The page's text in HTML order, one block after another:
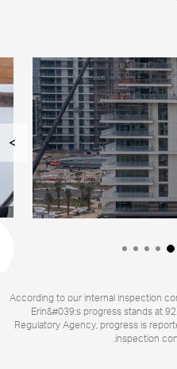
>
*According to our internal inspection
Erin&#039;s progress stands at
Regulatory Agency, progress is
inspection